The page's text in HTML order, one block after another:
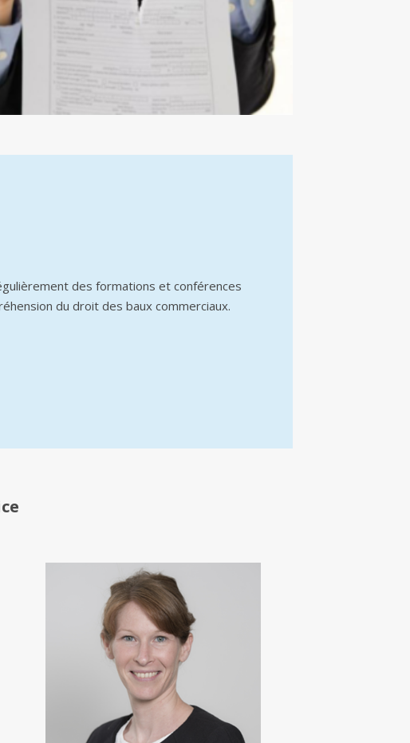
des formations et conférences
du droit des baux commerciaux.